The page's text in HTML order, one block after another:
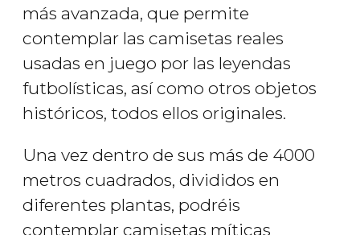
más avanzada, que permite
contemplar las camisetas reales
usadas en juego por las leyendas
futbolísticas, así como otros objetos
históricos, todos ellos originales.
Una vez dentro de sus más de 4000
metros cuadrados, divididos en
diferentes plantas, podréis
contemplar camisetas míticas